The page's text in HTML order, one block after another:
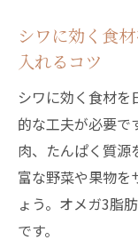
シワ改
目指す
シワに効く食
入れるコツ
シワに効く食材
的な工夫が必要で
肉、たんぱく質源
富な野菜や果物を
ょう。オメガ3脂
です。